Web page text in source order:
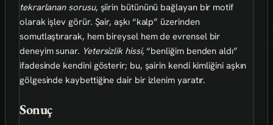
tekrarlanan sorusu, şiirin bütününü bağlayan bir motif
olarak işlev görür. Şair, aşkı “kalp” üzerinden
somutlaştırarak, hem bireysel hem de evrensel bir
deneyim sunar. Yetersizlik hissi, “benliğim benden aldı”
ifadesinde kendini gösterir; bu, şairin kendi kimliğini aşkın
gölgesinde kaybettiğine dair bir izlenim yaratır.
Sonuç